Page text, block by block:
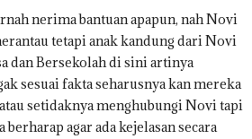
nerima bantuan apapun, nah Novi
tetapi anak kandung dari Novi
dan Bersekolah di sini artinya
sesuai fakta seharusnya kan mereka
setidaknya menghubungi Novi tapi
berharap agar ada kejelasan secara